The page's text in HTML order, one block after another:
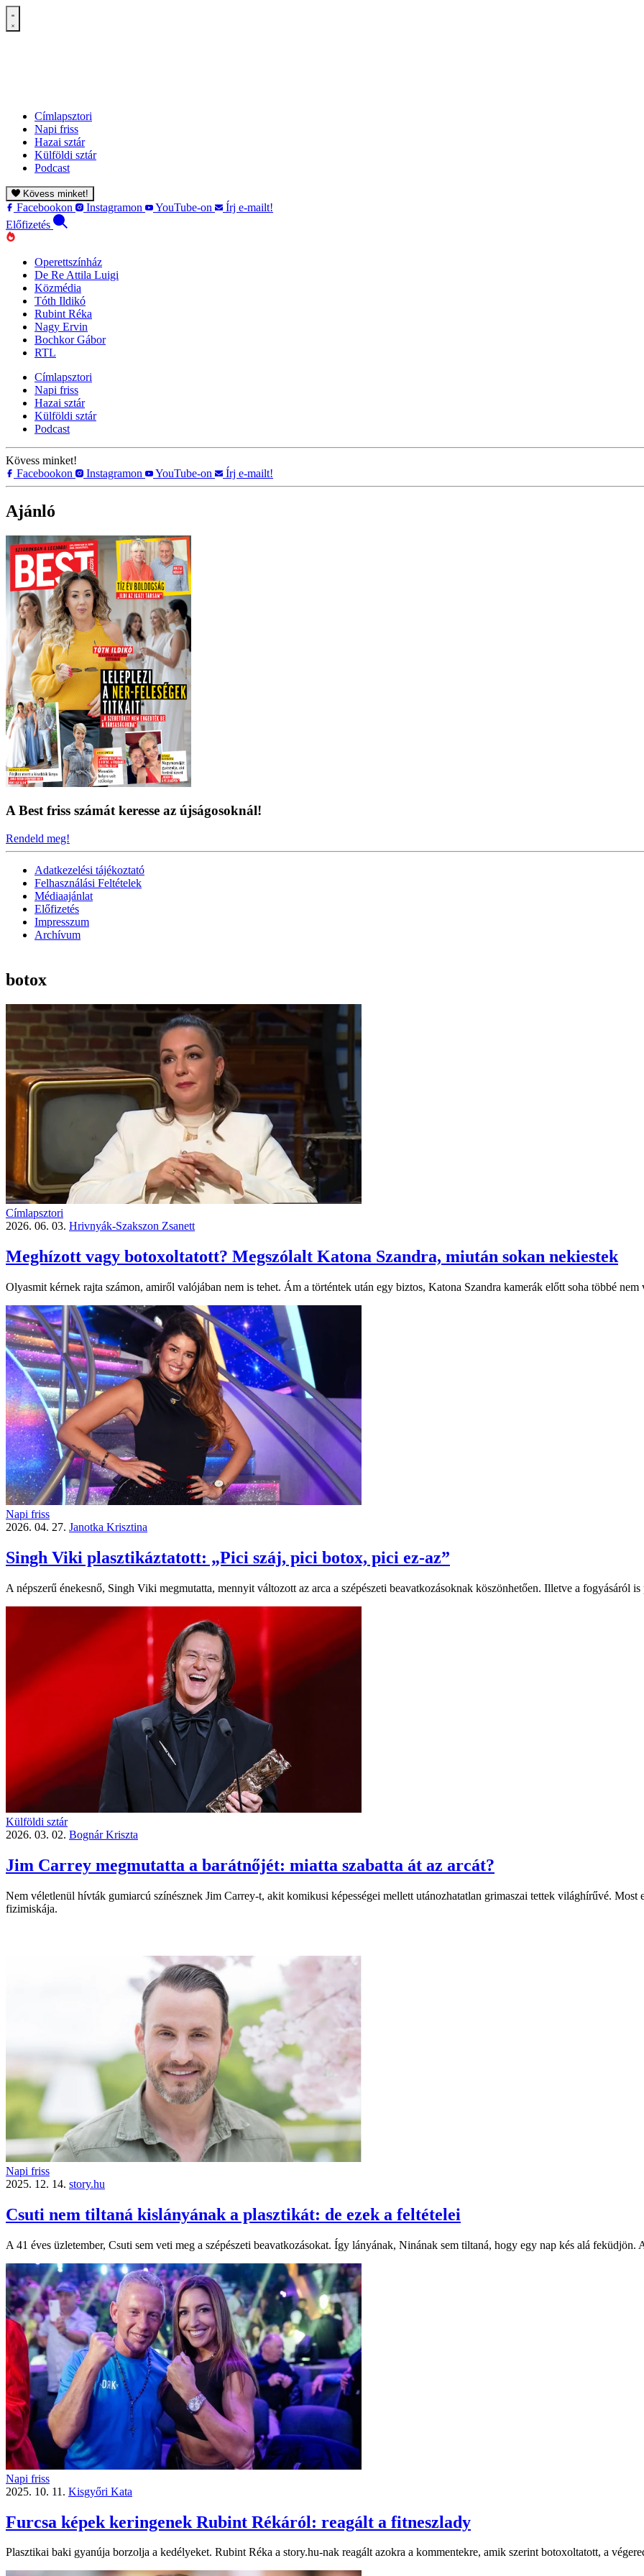
Címlapsztori
Napi friss
Hazai sztár
Külföldi sztár
Podcast
Kövess minket!
Facebookon Instagramon YouTube-on
Írj e-mailt!
Előfizetés
Operettszínház
De Re Attila Luigi
Közmédia
Tóth Ildikó
Rubint Réka
Nagy Ervin
Bochkor Gábor
RTL
Címlapsztori
Napi friss
Hazai sztár
Külföldi sztár
Podcast
Kövess minket!
Facebookon
Instagramon YouTube-on Írj e-mailt!
Ajánló
A Best friss számát keresse az újságosoknál!
Rendeld meg!
Adatkezelési tájékoztató
Felhasználási Feltételek
Médiaajánlat
Előfizetés
Impresszum
Archívum
botox
Címlapsztori
2026. 06. 03. Hrivnyák-Szakszon Zsanett
Meghízott vagy botoxoltatott? Megszólalt Katona Szandra, miután sokan nekiestek
Olyasmit kérnek rajta számon, amiről valójában nem is tehet. Ám a történtek után egy biztos, Katona Szandra kamerák előtt soha többé nem
Napi friss
2026. 04. 27. Janotka Krisztina
Singh Viki plasztikáztatott: „Pici száj, pici botox, pici ez-az”
A népszerű énekesnő, Singh Viki megmutatta, mennyit változott az arca a szépészeti beavatkozásoknak köszönhetően. Illetve a fogyásáról is
Külföldi sztár
2026. 03. 02. Bognár Kriszta
Jim Carrey megmutatta a barátnőjét: miatta szabatta át az arcát?
Nem véletlenül hívták gumiarcú színésznek Jim Carrey-t, akit komikusi képességei mellett utánozhatatlan grimaszai tettek világhírűvé.
fizimiskája.
Napi friss
2025. 12. 14. story.hu
Csuti nem tiltaná kislányának a plasztikát: de ezek a feltételei
A 41 éves üzletember, Csuti sem veti meg a szépészeti beavatkozásokat. Így lányának, Ninának sem tiltaná, hogy egy nap kés alá feküdjön.
Napi friss
2025. 10. 11. Kisgyőri Kata
Furcsa képek keringenek Rubint Rékáról: reagált a fitneszlady
Plasztikai baki gyanúja borzolja a kedélyeket. Rubint Réka a story.hu-nak reagált azokra a kommentekre, amik szerint botoxoltatott, a